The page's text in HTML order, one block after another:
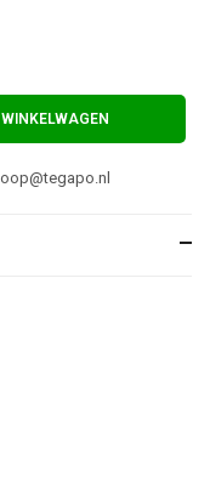
WINKELWAGEN